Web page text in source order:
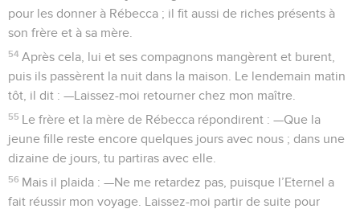
pour les donner à Rébecca ; il fit aussi de riches présents à
son frère et à sa mère.
54 Après cela, lui et ses compagnons mangèrent et burent,
puis ils passèrent la nuit dans la maison. Le lendemain matin
tôt, il dit : —Laissez-moi retourner chez mon maître.
55 Le frère et la mère de Rébecca répondirent : —Que la
jeune fille reste encore quelques jours avec nous ; dans une
dizaine de jours, tu partiras avec elle.
56 Mais il plaida : —Ne me retardez pas, puisque l’Eternel a
fait réussir mon voyage. Laissez-moi partir de suite pour